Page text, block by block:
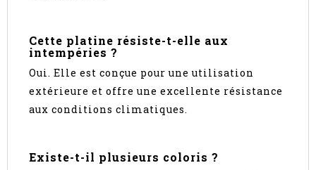
Cette platine résiste-t-elle aux
intempéries ?
Oui. Elle est conçue pour une utilisation
extérieure et offre une excellente résistance
aux conditions climatiques.
Existe-t-il plusieurs coloris ?